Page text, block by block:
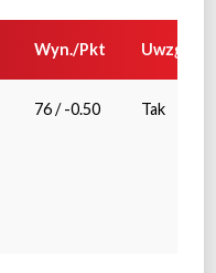
Wyn./Pkt Uwzg.
76 / -0.50 Tak